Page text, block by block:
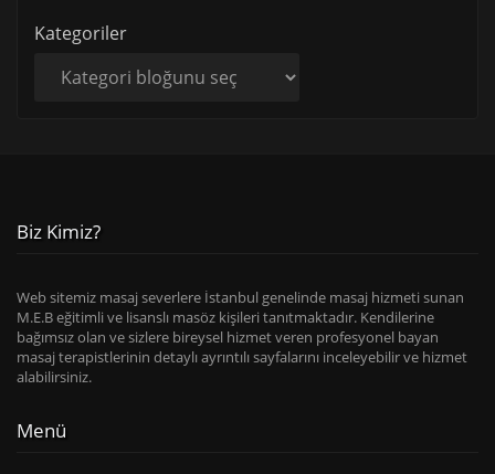
Kategoriler
Biz Kimiz?
Web sitemiz masaj severlere İstanbul genelinde masaj hizmeti sunan
M.E.B eğitimli ve lisanslı masöz kişileri tanıtmaktadır. Kendilerine
bağımsız olan ve sizlere bireysel hizmet veren profesyonel bayan
masaj terapistlerinin detaylı ayrıntılı sayfalarını inceleyebilir ve hizmet
alabilirsiniz.
Menü